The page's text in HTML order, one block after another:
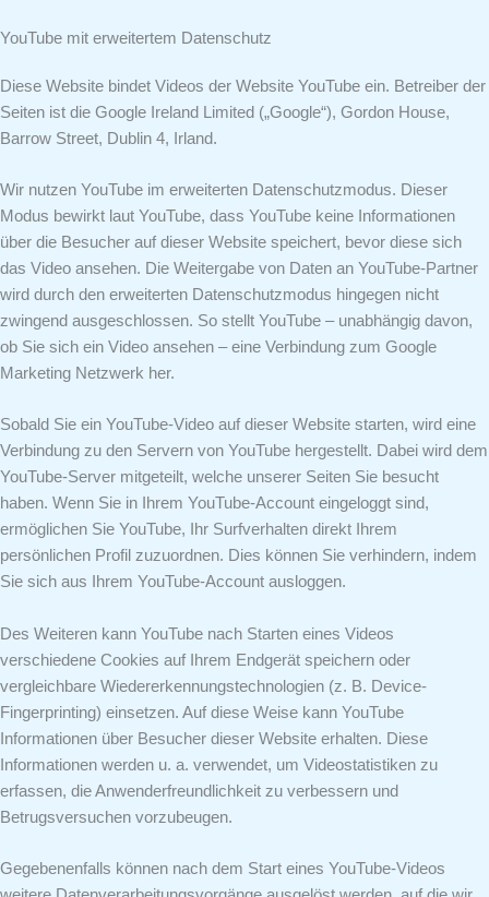
YouTube mit erweitertem Datenschutz
Diese Website bindet Videos der Website YouTube ein. Betreiber der
Seiten ist die Google Ireland Limited („Google“), Gordon House,
Barrow Street, Dublin 4, Irland.
Wir nutzen YouTube im erweiterten Datenschutzmodus. Dieser
Modus bewirkt laut YouTube, dass YouTube keine Informationen
über die Besucher auf dieser Website speichert, bevor diese sich
das Video ansehen. Die Weitergabe von Daten an YouTube-Partner
wird durch den erweiterten Datenschutzmodus hingegen nicht
zwingend ausgeschlossen. So stellt YouTube – unabhängig davon,
ob Sie sich ein Video ansehen – eine Verbindung zum Google
Marketing Netzwerk her.
Sobald Sie ein YouTube-Video auf dieser Website starten, wird eine
Verbindung zu den Servern von YouTube hergestellt. Dabei wird dem
YouTube-Server mitgeteilt, welche unserer Seiten Sie besucht
haben. Wenn Sie in Ihrem YouTube-Account eingeloggt sind,
ermöglichen Sie YouTube, Ihr Surfverhalten direkt Ihrem
persönlichen Profil zuzuordnen. Dies können Sie verhindern, indem
Sie sich aus Ihrem YouTube-Account ausloggen.
Des Weiteren kann YouTube nach Starten eines Videos
verschiedene Cookies auf Ihrem Endgerät speichern oder
vergleichbare Wiedererkennungstechnologien (z. B. Device-
Fingerprinting) einsetzen. Auf diese Weise kann YouTube
Informationen über Besucher dieser Website erhalten. Diese
Informationen werden u. a. verwendet, um Videostatistiken zu
erfassen, die Anwenderfreundlichkeit zu verbessern und
Betrugsversuchen vorzubeugen.
Gegebenenfalls können nach dem Start eines YouTube-Videos